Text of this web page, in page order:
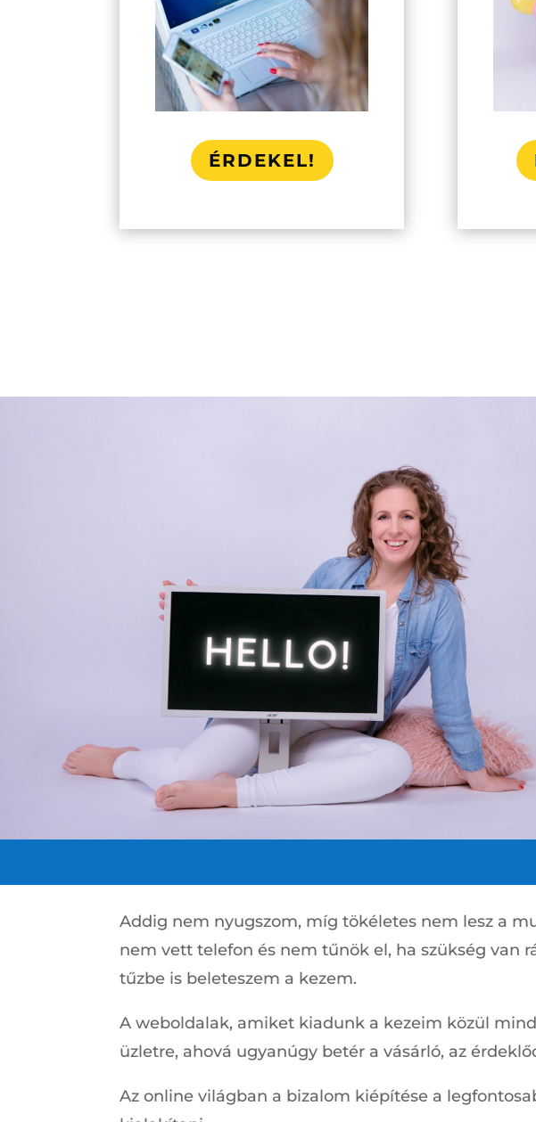
ÉRDEKEL!
Addig nem nyugszom, míg tökéletes nem lesz a
nem vett telefon és nem tűnök el, ha szükség van
tűzbe is beleteszem a kezem.
A weboldalak, amiket kiadunk a kezeim közül
üzletre, ahová ugyanúgy betér a vásárló, az
Az online világban a bizalom kiépítése a